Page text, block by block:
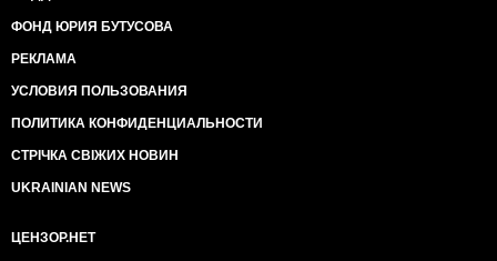
ФОНД ЮРИЯ БУТУСОВА
РЕКЛАМА
УСЛОВИЯ ПОЛЬЗОВАНИЯ
ПОЛИТИКА КОНФИДЕНЦИАЛЬНОСТИ
СТРІЧКА СВІЖИХ НОВИН
UKRAINIAN NEWS
ЦЕНЗОР.НЕТ